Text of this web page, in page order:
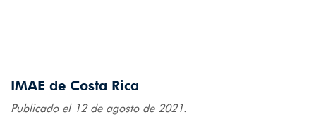
IMAE de Costa Rica
Publicado el 12 de agosto de 2021.